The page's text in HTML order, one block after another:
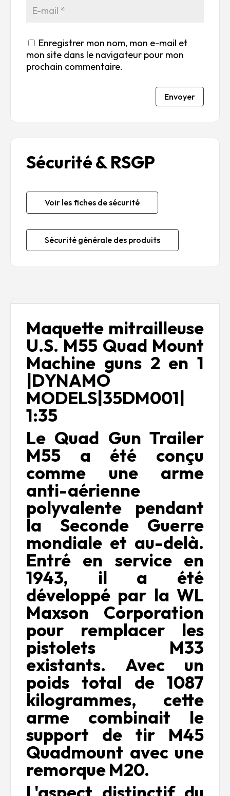
Enregistrer mon nom, mon e-mail et
mon site dans le navigateur pour mon
prochain commentaire.
Envoyer
Sécurité & RSGP
Voir les fiches de sécurité
Sécurité générale des produits
Maquette mitrailleuse
U.S. M55 Quad Mount
Machine guns 2 en 1
|DYNAMO
MODELS|35DM001|
1:35
Le Quad Gun Trailer
M55 a été conçu
comme une arme
anti-aérienne
polyvalente pendant
la Seconde Guerre
mondiale et au-delà.
Entré en service en
1943, il a été
développé par la WL
Maxson Corporation
pour remplacer les
pistolets M33
existants. Avec un
poids total de 1087
kilogrammes, cette
arme combinait le
support de tir M45
Quadmount avec une
remorque M20.